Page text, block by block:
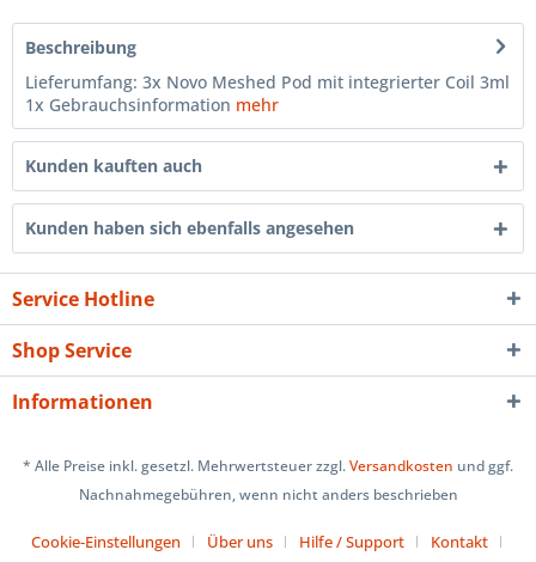
Beschreibung
Lieferumfang: 3x Novo Meshed Pod mit integrierter Coil 3ml
1x Gebrauchsinformation mehr
Kunden kauften auch
Kunden haben sich ebenfalls angesehen
Service Hotline
Shop Service
Informationen
* Alle Preise inkl. gesetzl. Mehrwertsteuer zzgl.Versandkosten und ggf.
Nachnahmegebühren, wenn nicht anders beschrieben
Cookie-Einstellungen Über uns Hilfe / Support
Kontakt